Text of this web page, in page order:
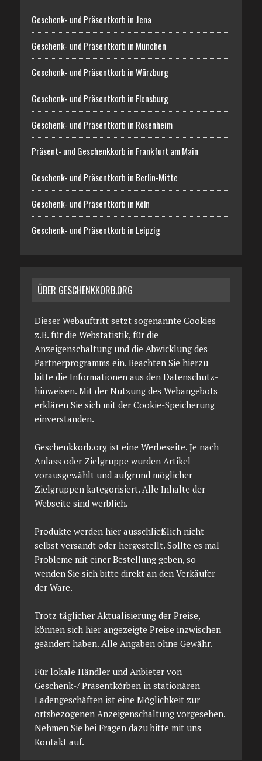
Geschenk- und Präsentkorb in Jena
Geschenk- und Präsentkorb in München
Geschenk- und Präsentkorb in Würzburg
Geschenk- und Präsentkorb in Flensburg
Geschenk- und Präsentkorb in Rosenheim
Präsent- und Geschenkkorb in Frankfurt am Main
Geschenk- und Präsentkorb in Berlin-Mitte
Geschenk- und Präsentkorb in Köln
Geschenk- und Präsentkorb in Leipzig
ÜBER GESCHENKKORB.ORG
Dieser Webauftritt setzt sogenannte Cookies
z.B. für die Webstatistik, für die
Anzeigenschaltung und die Abwicklung des
Partnerprogramms ein. Beachten Sie hierzu
bitte die Informationen aus den Datenschutz­
hinweisen. Mit der Nutzung des Webangebots
erklären Sie sich mit der Cookie-Speicherung
einverstanden.
Geschenkkorb.org ist eine Werbeseite. Je nach
Anlass oder Zielgruppe wurden Artikel
vorausgewählt und aufgrund möglicher
Zielgruppen kategorisiert. Alle Inhalte der
Webseite sind werblich.
Produkte werden hier ausschließlich nicht
selbst versandt oder hergestellt. Sollte es mal
Probleme mit einer Bestellung geben, so
wenden Sie sich bitte direkt an den Verkäufer
der Ware.
Trotz täglicher Aktualisierung der Preise,
können sich hier angezeigte Preise inzwischen
geändert haben. Alle Angaben ohne Gewähr.
Für lokale Händler und Anbieter von
Geschenk-/ Präsentkörben in stationären
Ladengeschäften ist eine Möglichkeit zur
ortsbezogenen Anzeigenschaltung vorgesehen.
Nehmen Sie bei Fragen dazu bitte mit uns
Kontakt auf.